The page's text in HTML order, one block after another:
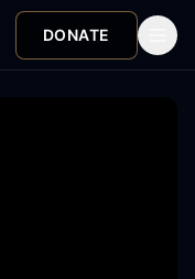
DONATE